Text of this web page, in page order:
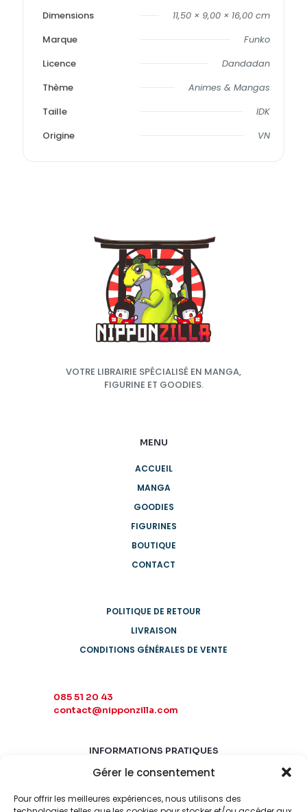
Gérer le consentement
Pour offrir les meilleures expériences, nous utilisons des
Dimensions
11,50 × 9,00 × 16,00 cm
Marque
Funko
Licence
Dandadan
Thème
Animes & Mangas
Taille
IDK
Origine
VN
VOTRE LIBRAIRIE SPÉCIALISÉ EN MANGA,
FIGURINE ET GOODIES.
MENU
ACCUEIL
MANGA
GOODIES
FIGURINES
BOUTIQUE
CONTACT
POLITIQUE DE RETOUR
LIVRAISON
CONDITIONS GÉNÉRALES DE VENTE
085 51 20 43
contact@nipponzilla.com
INFORMATIONS PRATIQUES
MARDI-SAMEDI